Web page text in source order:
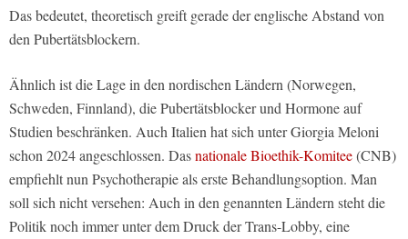
Das bedeutet, theoretisch greift gerade der englische Abstand von
den Pubertätsblockern.
Ähnlich ist die Lage in den nordischen Ländern (Norwegen,
Schweden, Finnland), die Pubertätsblocker und Hormone auf
Studien beschränken. Auch Italien hat sich unter Giorgia Meloni
schon 2024 angeschlossen. Dasnationale Bioethik-Komitee(CNB)
empfiehlt nun Psychotherapie als erste Behandlungsoption. Man
soll sich nicht versehen: Auch in den genannten Ländern steht die
Politik noch immer unter dem Druck der Trans-Lobby, eine